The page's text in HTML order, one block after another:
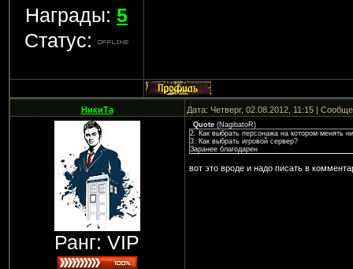
Награды: 5
Статус:
НикиТа Дата: Четверг, 02.08.2012, 11:15 |
Ранг: VIP
Quote(NagibatoR)
2. Как выбрать персонажа на котором менять
3. Как выбрать игровой сервер?
Заранее благодарен
вот это вроде и надо писать в